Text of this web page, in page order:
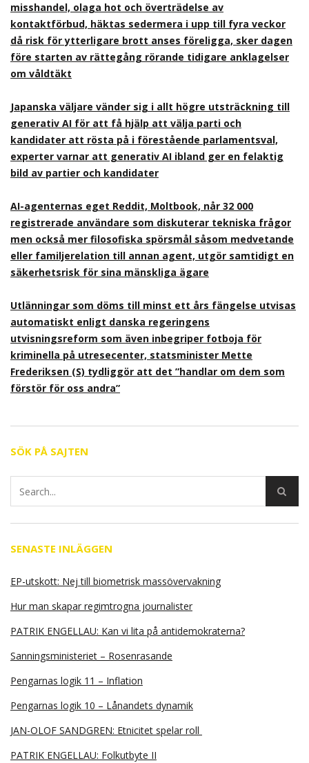
misshandel, olaga hot och överträdelse av
kontaktförbud, häktas sedermera i upp till fyra veckor
då risk för ytterligare brott anses föreligga, sker dagen
före starten av rättegång rörande tidigare anklagelser
om våldtäkt
Japanska väljare vänder sig i allt högre utsträckning till
generativ AI för att få hjälp att välja parti och
kandidater att rösta på i förestående parlamentsval,
experter varnar att generativ AI ibland ger en felaktig
bild av partier och kandidater
AI-agenternas eget Reddit, Moltbook, når 32 000
registrerade användare som diskuterar tekniska frågor
men också mer filosofiska spörsmål såsom medvetande
eller familjerelation till annan agent, utgör samtidigt en
säkerhetsrisk för sina mänskliga ägare
Utlänningar som döms till minst ett års fängelse utvisas
automatiskt enligt danska regeringens
utvisningsreform som även inbegriper fotboja för
kriminella på utresecenter, statsminister Mette
Frederiksen (S) tydliggör att det ”handlar om dem som
förstör för oss andra”
SÖK PÅ SAJTEN
SENASTE INLÄGGEN
EP-utskott: Nej till biometrisk massövervakning
Hur man skapar regimtrogna journalister
PATRIK ENGELLAU: Kan vi lita på antidemokraterna?
Sanningsministeriet – Rosenrasande
Pengarnas logik 11 – Inflation
Pengarnas logik 10 – Lånandets dynamik
JAN-OLOF SANDGREN: Etnicitet spelar roll
PATRIK ENGELLAU: Folkutbyte II